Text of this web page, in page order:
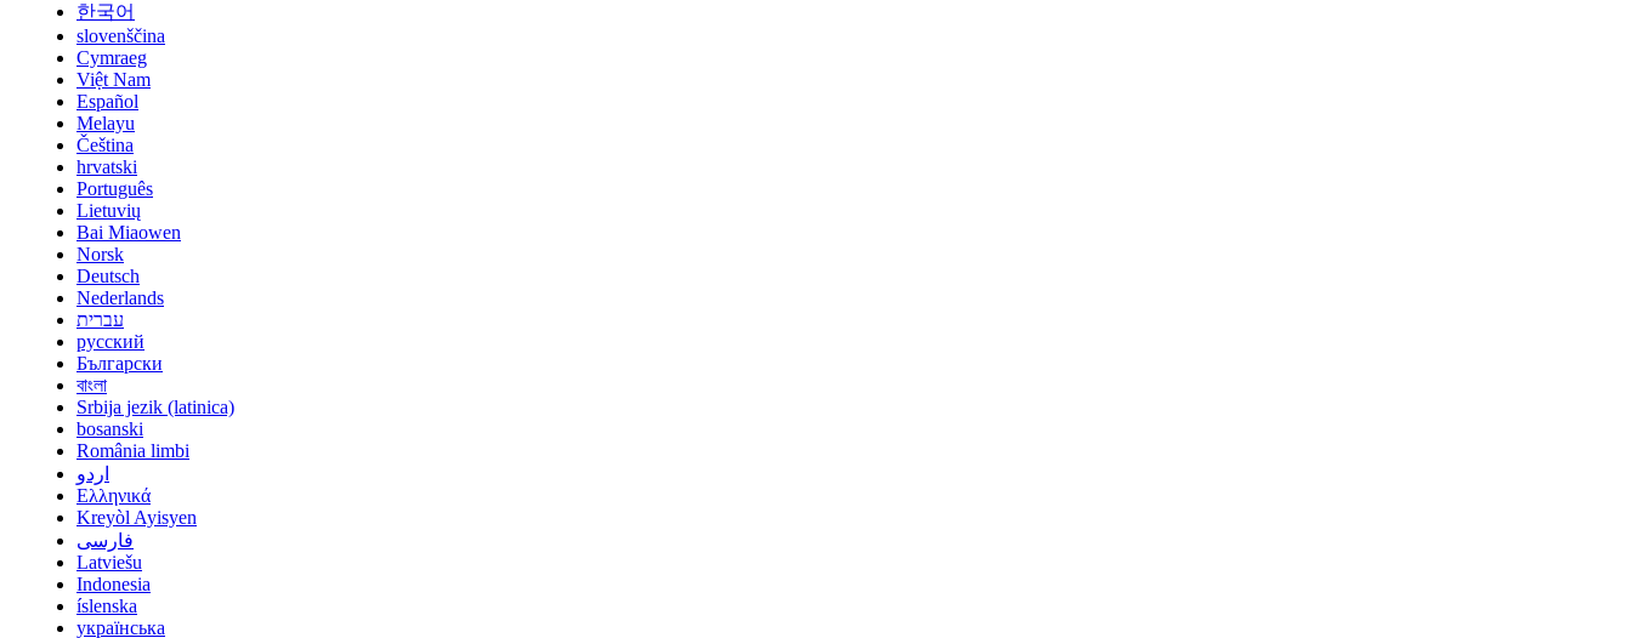
한국어
slovenščina
Cymraeg
Việt Nam
Español
Melayu
Čeština
hrvatski
Português
Lietuvių
Bai Miaowen
Norsk
Deutsch
Nederlands
עברית
русский
Български
বাংলা
Srbija jezik (latinica)
bosanski
România limbi
اردو
Ελληνικά
Kreyòl Ayisyen
فارسی
Latviešu
Indonesia
íslenska
українська